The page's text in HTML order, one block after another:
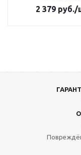
2 379 руб./